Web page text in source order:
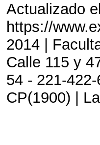
Actualizado
https://
2014 |
Calle 115 y
54 - 221-
CP(1900) |